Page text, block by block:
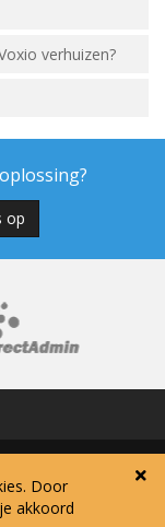
verhuizen?
op
Door
akkoord